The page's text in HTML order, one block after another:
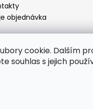
cookie. Dalším
souhlas s jejich
objednávka
SuperHity.cz